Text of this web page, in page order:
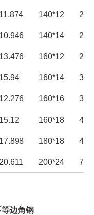
11.874 140*12
10.946 140*14
13.476 160*12
15.94 160*14
12.276 160*16
15.12 160*18
17.898 180*18
20.611 200*24
等边角钢